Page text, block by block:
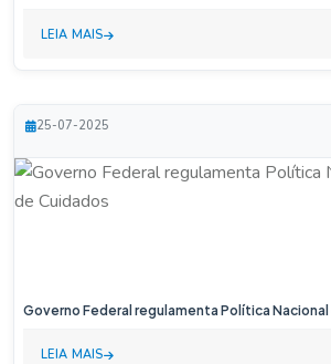
LEIA MAIS
25-07-2025
Governo Federal regulamenta Política
LEIA MAIS